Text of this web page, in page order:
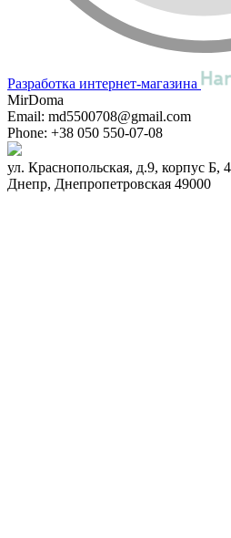
Разработка интернет-магазина
MirDoma
Email: md5500708@gmail.com
Phone: +38 050 550-07-08
ул. Краснопольская, д.9, корпус Б,
Днепр, Днепропетровская 49000